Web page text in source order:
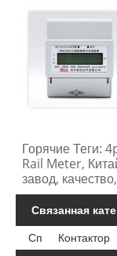
Горячие Теги:
Rail Meter,
завод,
Связанная
Сп
Контактор